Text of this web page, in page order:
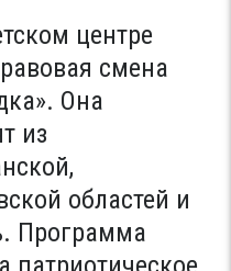
центре
смена
Она
из
областей и
Программа